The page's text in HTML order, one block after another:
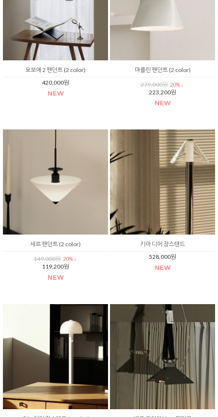
오보에 2 팬던트 (2 color)
420,000원
마를린 팬던트 (2 color)
279,000원 20% ↓
223,200원
세르 팬던트 (2 color)
149,000원 20% ↓
119,200원
키아 디머 장스탠드
528,000원